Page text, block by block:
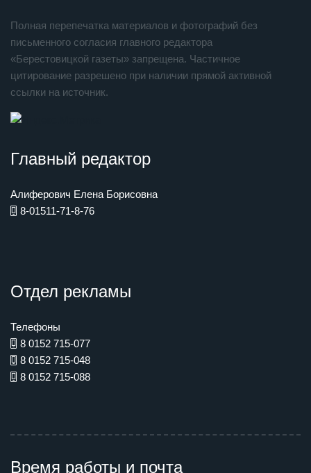
Полная перепечатка материалов и фотографий без
письменного согласия главного редактора
«Берестовицкой газеты» запрещена. Частичное
цитирование разрешено при наличии прямой активной
ссылки на источник.
Главный редактор
Алиферович Елена Борисовна
8-01511-71-8-76
Отдел рекламы
Телефоны
8 0152 715-077
8 0152 715-048
8 0152 715-088
Время работы и почта